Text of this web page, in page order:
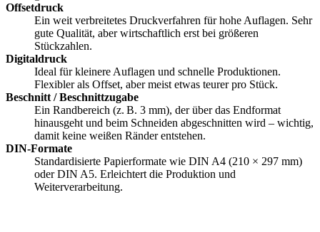
Offsetdruck
Ein weit verbreitetes Druckverfahren für hohe Auflagen. Sehr
gute Qualität, aber wirtschaftlich erst bei größeren
Stückzahlen.
Digitaldruck
Ideal für kleinere Auflagen und schnelle Produktionen.
Flexibler als Offset, aber meist etwas teurer pro Stück.
Beschnitt / Beschnittzugabe
Ein Randbereich (z. B. 3 mm), der über das Endformat
hinausgeht und beim Schneiden abgeschnitten wird – wichtig,
damit keine weißen Ränder entstehen.
DIN-Formate
Standardisierte Papierformate wie DIN A4 (210 × 297 mm)
oder DIN A5. Erleichtert die Produktion und
Weiterverarbeitung.